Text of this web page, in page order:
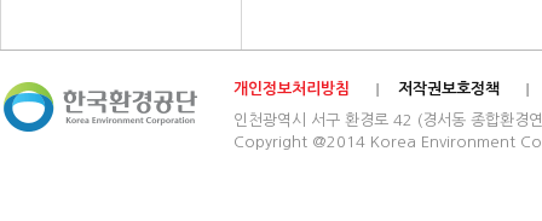
개인정보처리방침
저작권보호정책
인천광역시 서구 환경로 42 (경서동 종합
Copyright @2014 Korea Environment